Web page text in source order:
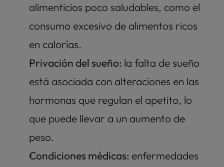
alimenticios poco saludables, como el
consumo excesivo de alimentos ricos
en calorías.
Privación del sueño: la falta de sueño
está asociada con alteraciones en las
hormonas que regulan el apetito, lo
que puede llevar a un aumento de
peso.
Condiciones médicas: enfermedades